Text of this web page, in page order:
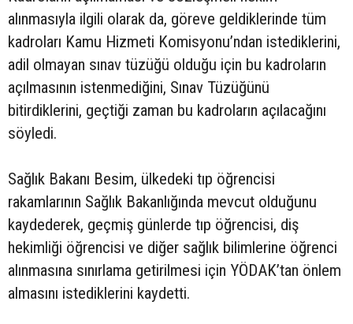
alınmasıyla ilgili olarak da, göreve geldiklerinde tüm
kadroları Kamu Hizmeti Komisyonu’ndan istediklerini,
adil olmayan sınav tüzüğü olduğu için bu kadroların
açılmasının istenmediğini, Sınav Tüzüğünü
bitirdiklerini, geçtiği zaman bu kadroların açılacağını
söyledi.
Sağlık Bakanı Besim, ülkedeki tıp öğrencisi
rakamlarının Sağlık Bakanlığında mevcut olduğunu
kaydederek, geçmiş günlerde tıp öğrencisi, diş
hekimliği öğrencisi ve diğer sağlık bilimlerine öğrenci
alınmasına sınırlama getirilmesi için YÖDAK’tan önlem
almasını istediklerini kaydetti.